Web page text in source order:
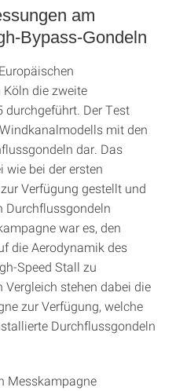
am
Bypass-Gondeln
die zweite
durchgeführt. Der Test
mit den
dar. Das
bei der ersten
Verfügung gestellt und
Durchflussgondeln
war es, den
die Aerodynamik des
Speed Stall zu
stehen dabei die
zur Verfügung, welche
Durchflussgondeln
Messkampagne